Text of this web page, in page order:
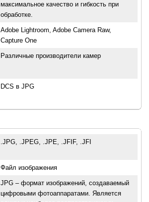
максимальное качество и гибкость при
обработке.
Adobe Lightroom, Adobe Camera Raw,
Capture One
Различные производители камер
DCS в JPG
.JPG, .JPEG, .JPE, .JFIF, .JFI
Файл изображения
JPG – формат изображений, создаваемый
цифровыми фотоаппаратами. Является